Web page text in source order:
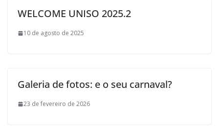
WELCOME UNISO 2025.2
10 de agosto de 2025
Galeria de fotos: e o seu carnaval?
23 de fevereiro de 2026